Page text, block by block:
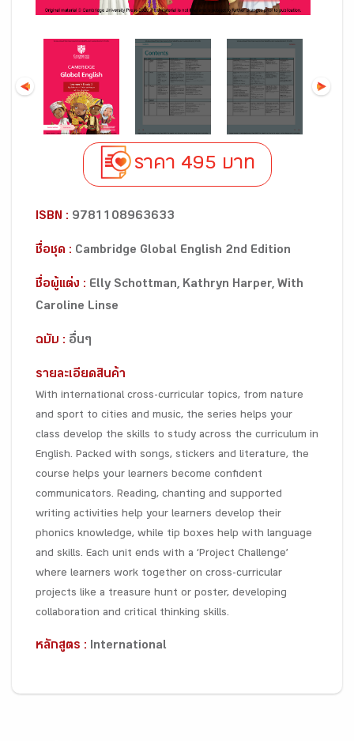
ราคา 495 บาท
ISBN : 9781108963633
ชื่อชุด : Cambridge Global English 2nd Edition
ชื่อผู้แต่ง :
Caroline Linse
ฉบับ : อื่นๆ
รายละเอียดสินค้า
With international cross-curricular topics, from nature
and sport to cities and music, the series helps your
class develop the skills to study across the curriculum in
English. Packed with songs, stickers and literature, the
course helps your learners become confident
communicators. Reading, chanting and supported
writing activities help your learners develop their
phonics knowledge, while tip boxes help with language
and skills. Each unit ends with a ‘Project Challenge’
where learners work together on cross-curricular
projects like a treasure hunt or poster, developing
collaboration and critical thinking skills.
หลักสูตร : International